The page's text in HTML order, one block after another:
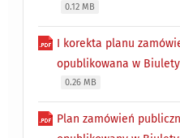
0.12 MB
I korekta planu
opublikowana w
0.26 MB
Plan zamówień